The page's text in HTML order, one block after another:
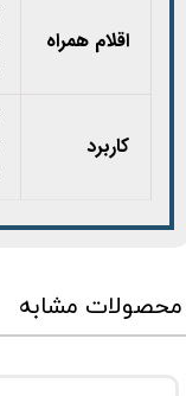
اقلام همراه
کاربرد
محصولات مشابه